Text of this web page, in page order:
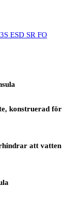
ESD SR FO
konstruerad för
att vatten